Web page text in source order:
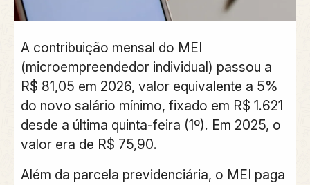
A contribuição mensal do MEI
(microempreendedor individual) passou a
R$ 81,05 em 2026, valor equivalente a 5%
do novo salário mínimo, fixado em R$ 1.621
desde a última quinta-feira (1º). Em 2025, o
valor era de R$ 75,90.
Além da parcela previdenciária, o MEI paga